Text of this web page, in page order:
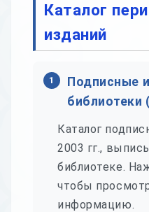
Каталог
изданий
1
Подписные
библиотеки
Каталог
2003 гг.,
библиотеке.
чтобы
информацию.